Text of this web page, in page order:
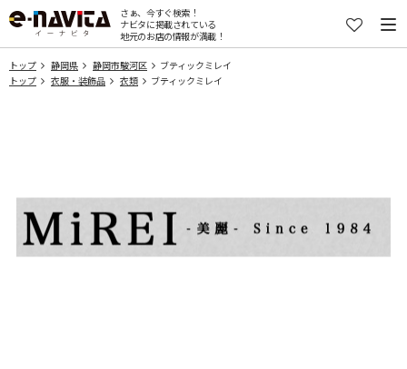
さぁ、今すぐ検索！
ナビタに掲載されている
地元のお店の情報が満載！
トップ 静岡県 静岡市駿河区
ブティックミレイ
トップ
衣服・装飾品 衣類 ブティックミレイ